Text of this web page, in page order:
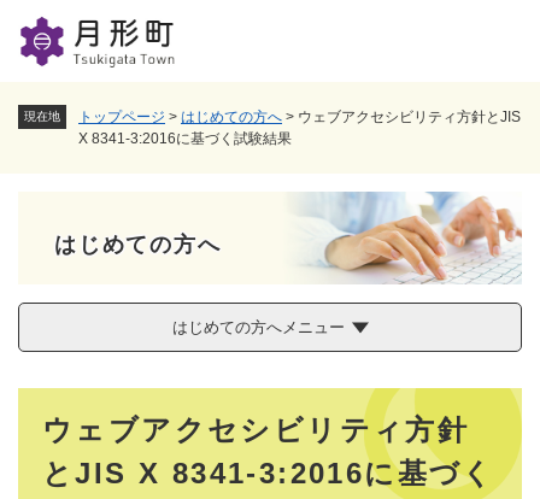
現在地 トップページ > はじめての方へ > ウェブアクセシビリティ方針とJIS
X 8341-3:2016に基づく試験結果
はじめての方へ
はじめての方へメニュー
ウェブアクセシビリティ方針
とJIS X 8341-3:2016に基づく